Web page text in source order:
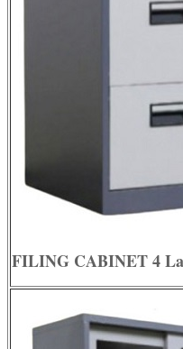
FILING CABINET 4